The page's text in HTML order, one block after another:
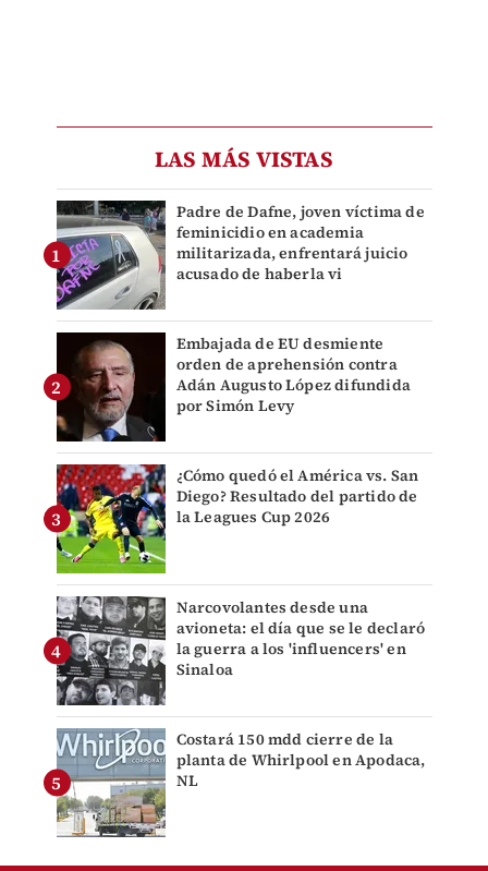
LAS MÁS VISTAS
Padre de Dafne, joven víctima de
feminicidio en academia
militarizada, enfrentará juicio
acusado de haberla vi
Embajada de EU desmiente
orden de aprehensión contra
Adán Augusto López difundida
por Simón Levy
¿Cómo quedó el América vs. San
Diego? Resultado del partido de
la Leagues Cup 2026
Narcovolantes desde una
avioneta: el día que se le declaró
la guerra a los 'influencers' en
Sinaloa
Costará 150 mdd cierre de la
planta de Whirlpool en Apodaca,
NL